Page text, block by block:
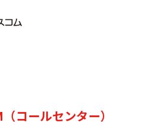
コールセンター）